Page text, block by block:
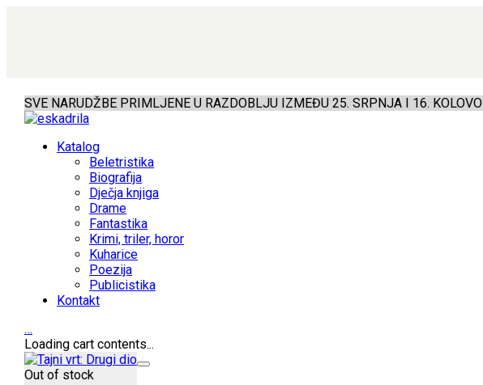
SVE NARUDŽBE PRIMLJENE U RAZDOBLJU IZMEĐU 25. SRPNJA I 16.
Katalog
Beletristika
Biografija
Dječja knjiga
Drame
Fantastika
Krimi, triler, horor
Kuharice
Poezija
Publicistika
Kontakt
…
Loading cart contents...
Out of stock